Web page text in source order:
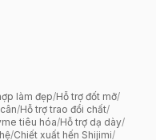
làm đẹp/Hỗ trợ đốt mỡ/
/Hỗ trợ trao đổi chất/
tiêu hóa/Hỗ trợ dạ dày/
/Chiết xuất hến Shijimi/